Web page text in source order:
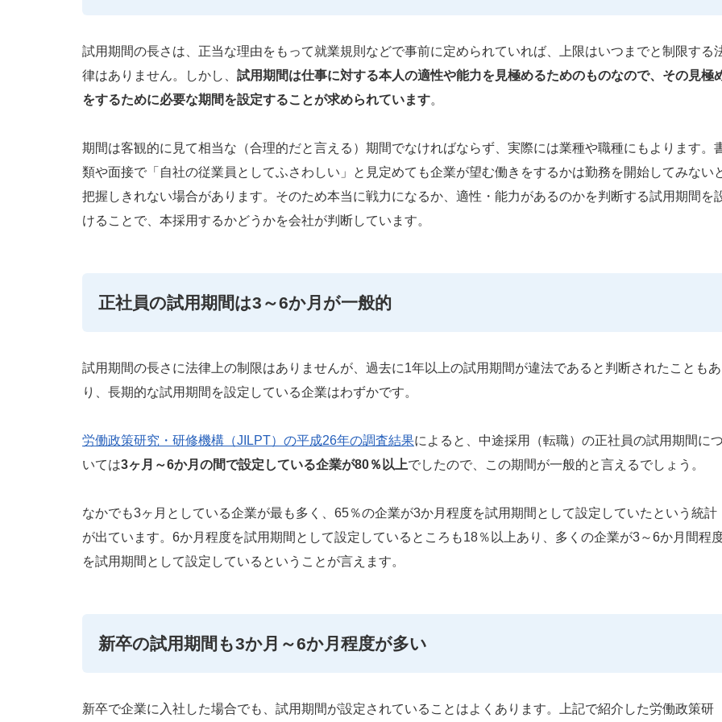
試用期間の長さは、正当な理由をもって就業規則などで事前に定められていれば、上限はいつまでと制限する
律はありません。しかし、 試用期間は仕事に対する本人の適性や能力を見極めるためのものなので、その見極
をするために必要な期間を設定することが求められています。
期間は客観的に見て相当な（合理的だと言える）期間でなければならず、実際には業種や職種にもよります。
類や面接で「自社の従業員としてふさわしい」と見定めても企業が望む働きをするかは勤務を開始してみない
把握しきれない場合があります。そのため本当に戦力になるか、適性・能力があるのかを判断する試用期間を
けることで、本採用するかどうかを会社が判断しています。
正社員の試用期間は3～6か月が一般的
試用期間の長さに法律上の制限はありませんが、過去に1年以上の試用期間が違法であると判断されたこともあ
り、長期的な試用期間を設定している企業はわずかです。
労働政策研究・研修機構（JILPT）の平成26年の調査結果によると、中途採用（転職）の正社員の試用期間に
いては3ヶ月～6か月の間で設定している企業が80％以上でしたので、この期間が一般的と言えるでしょう。
なかでも3ヶ月としている企業が最も多く、65％の企業が3か月程度を試用期間として設定していたという統計
が出ています。6か月程度を試用期間として設定しているところも18％以上あり、多くの企業が3～6か月間程
を試用期間として設定しているということが言えます。
新卒の試用期間も3か月～6か月程度が多い
新卒で企業に入社した場合でも、試用期間が設定されていることはよくあります。上記で紹介した労働政策研